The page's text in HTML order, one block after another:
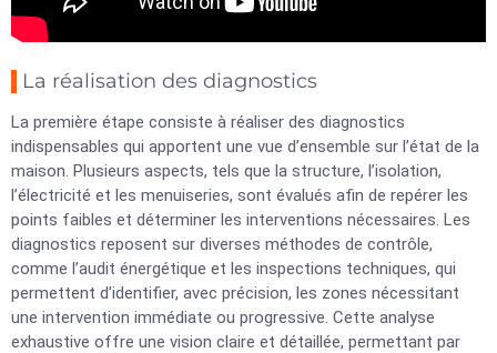
La réalisation des diagnostics
La première étape consiste à réaliser des diagnostics
indispensables qui apportent une vue d’ensemble sur l’état de la
maison. Plusieurs aspects, tels que la structure, l’isolation,
l’électricité et les menuiseries, sont évalués afin de repérer les
points faibles et déterminer les interventions nécessaires. Les
diagnostics reposent sur diverses méthodes de contrôle,
comme l’audit énergétique et les inspections techniques, qui
permettent d’identifier, avec précision, les zones nécessitant
une intervention immédiate ou progressive. Cette analyse
exhaustive offre une vision claire et détaillée, permettant par